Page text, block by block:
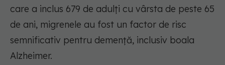
care a inclus 679 de adulți cu vârsta de peste 65
de ani, migrenele au fost un factor de risc
semnificativ pentru demență, inclusiv boala
Alzheimer.